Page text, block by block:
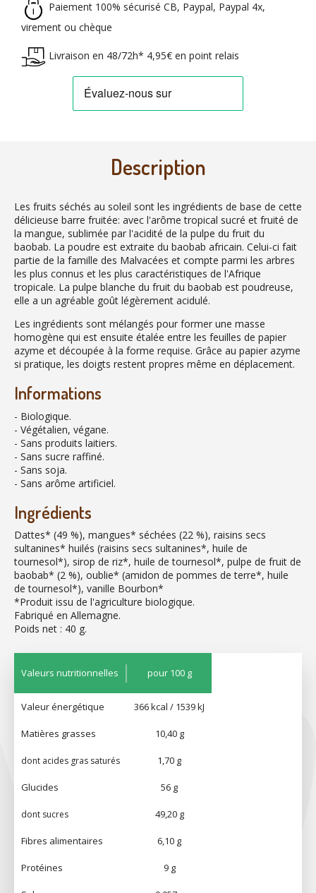
Paiement 100% sécurisé CB, Paypal, Paypal 4x,
virement ou chèque
Livraison en 48/72h* 4,95€ en point relais
Description
Les fruits séchés au soleil sont les ingrédients de base de cette
délicieuse barre fruitée: avec l'arôme tropical sucré et fruité de
la mangue, sublimée par l'acidité de la pulpe du fruit du
baobab. La poudre est extraite du baobab africain. Celui-ci fait
partie de la famille des Malvacées et compte parmi les arbres
les plus connus et les plus caractéristiques de l'Afrique
tropicale. La pulpe blanche du fruit du baobab est poudreuse,
elle a un agréable goût légèrement acidulé.
Les ingrédients sont mélangés pour former une masse
homogène qui est ensuite étalée entre les feuilles de papier
azyme et découpée à la forme requise. Grâce au papier azyme
si pratique, les doigts restent propres même en déplacement.
Informations
- Biologique.
- Végétalien, végane.
- Sans produits laitiers.
- Sans sucre raffiné.
- Sans soja.
- Sans arôme artificiel.
Ingrédients
Dattes* (49 %), mangues* séchées (22 %), raisins secs
sultanines* huilés (raisins secs sultanines*, huile de
tournesol*), sirop de riz*, huile de tournesol*, pulpe de fruit de
baobab* (2 %), oublie* (amidon de pommes de terre*, huile
de tournesol*), vanille Bourbon*
*Produit issu de l'agriculture biologique.
Fabriqué en Allemagne.
Poids net : 40 g.
Valeurs nutritionnelles pour 100 g
Valeur énergétique 366 kcal / 1539 kJ
Matières grasses 10,40 g
dont acides gras saturés 1,70 g
Glucides 56 g
dont sucres 49,20 g
Fibres alimentaires 6,10 g
Protéines 9 g